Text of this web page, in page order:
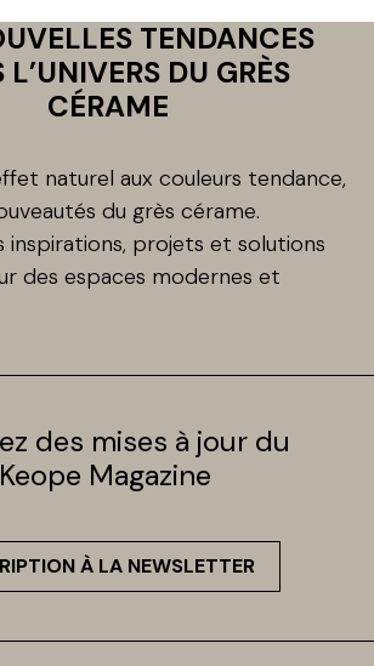
TENDANCES
L’UNIVERS DU GRÈS
CÉRAME
naturel aux couleurs tendance,
du grès cérame.
inspirations, projets et solutions
des espaces modernes et
des mises à jour du
Keope Magazine
À LA NEWSLETTER